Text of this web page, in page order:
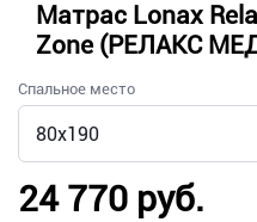
Матрас Lonax
Zone (РЕЛАКС
Спальное место
24 770 руб.